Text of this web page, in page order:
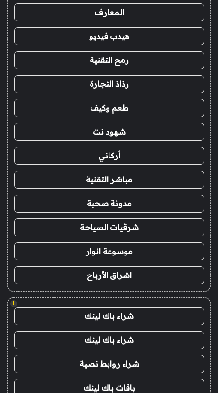
المعارف
هيدب فيديو
رمح التقنية
رذاذ التجارة
طعم وكيف
شهود نت
أركاني
مباشر التقنية
مدونة صحبة
شرقيات السياحة
موسوعة انوار
اشراق الأرباح
!
شراء باك لينك
شراء باك لينك
شراء روابط نصية
باقات باك لينك